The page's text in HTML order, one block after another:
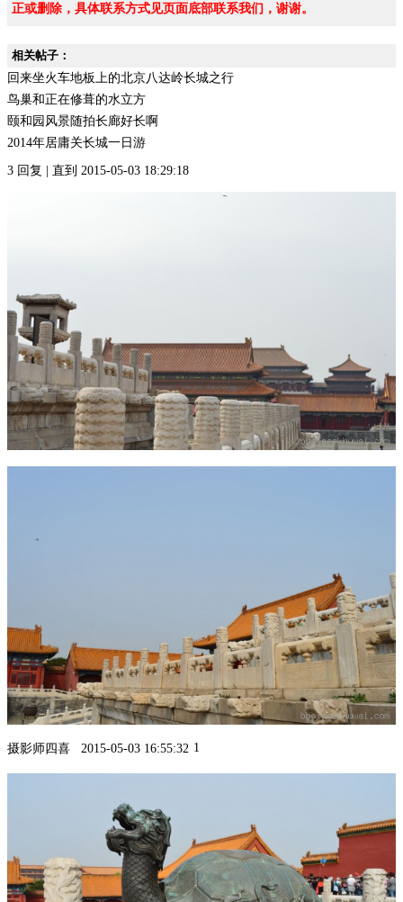
正或删除，具体联系方式见页面底部联系我们，谢谢。
相关帖子：
回来坐火车地板上的北京八达岭长城之行
鸟巢和正在修葺的水立方
颐和园风景随拍长廊好长啊
2014年居庸关长城一日游
3 回复 | 直到 2015-05-03 18:29:18
摄影师四喜 2015-05-03 16:55:32 1